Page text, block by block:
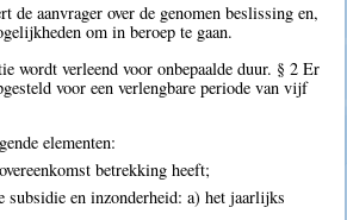
de aanvrager over de genomen beslissing en,
om in beroep te gaan.
wordt verleend voor onbepaalde duur. § 2 Er
voor een verlengbare periode van vijf
elementen:
betrekking heeft;
subsidie en inzonderheid: a) het jaarlijks